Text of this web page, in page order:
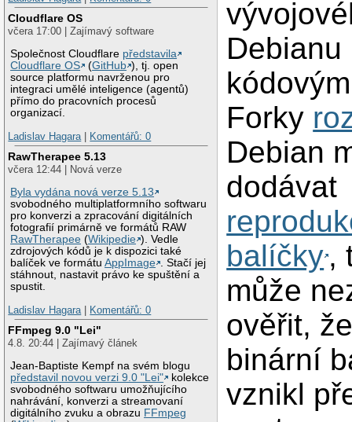
Cloudflare OS
včera 17:00 | Zajímavý software
Společnost Cloudflare představila
Cloudflare OS
(GitHub ), tj. open
source platformu navrženou pro
integraci umělé inteligence (agentů)
přímo do pracovních procesů
organizací.
Ladislav Hagara
Komentářů: 0
RawTherapee 5.13
včera 12:44 | Nová verze
Byla vydána nová verze 5.13
svobodného multiplatformního softwaru
pro konverzi a zpracování digitálních
fotografií primárně ve formátů RAW
RawTherapee (Wikipedie ). Vedle
zdrojových kódů je k dispozici také
balíček ve formátuAppImage . Stačí jej
stáhnout, nastavit právo ke spuštění a
spustit.
Ladislav Hagara
Komentářů: 0
FFmpeg 9.0 "Lei"
4.8. 20:44 | Zajímavý článek
Jean-Baptiste Kempf na svém blogu
představil novou verzi 9.0 "Lei"
kolekce
svobodného softwaru umožňujícího
nahrávání, konverzi a streamovaní
digitálního zvuku a obrazu FFmpeg
Debianu
Forky
Debian
dodávat
balíčky ,
může
ověřit,
binární
vznikl